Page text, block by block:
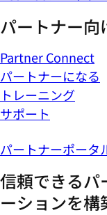
パートナー向
Partner Connect
パートナーになる
トレーニング
サポート
パートナーポータ
信頼できるパ
ーションを構